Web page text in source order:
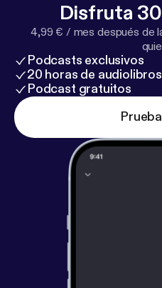
Disfruta
4,99 € / mes después de
Podcasts exclusivos
20 horas de
Podcast gratuitos